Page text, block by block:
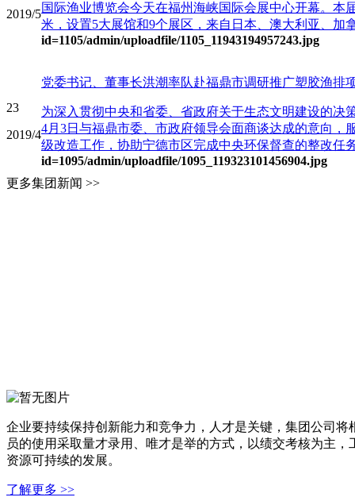
2019/5国际渔业博览会今天在福州海峡国际会展中心开幕。本
米，设置5大展馆和9个展区，来自日本、澳大利亚、加
id=1105/admin/uploadfile/1105_11943194957243.jpg
23
2019/4
党委书记、董事长洪潮率队赴福鼎市调研推广塑胶渔排
为深入贯彻中央和省委、省政府关于生态文明建设的决
4月3日与福鼎市委、市政府领导会面商谈达成的意向，
级改造工作，协助宁德市区完成中央环保督查的整改任
id=1095/admin/uploadfile/1095_119323101456904.jpg
更多集团新闻 >>
企业要持续保持创新能力和竞争力，人才是关键，集团公司
员的使用采取量才录用、唯才是举的方式，以绩交考核为主
资源可持续的发展。
了解更多 >>